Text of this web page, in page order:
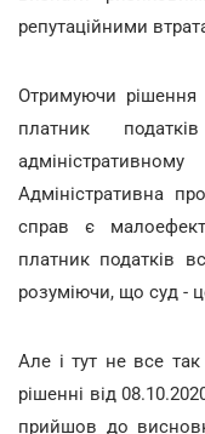
репутаційними
Отримуючи рішення
платник
Адміністративна
справ є
платник податків
розуміючи, що суд -
Але і тут не все
рішенні від
прийшов до